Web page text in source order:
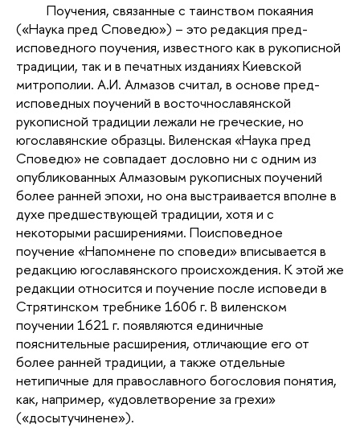
Поучения, связанные с таинством покаяния
(«Наука пред Споведю») – это редакция пред-
исповедного поучения, известного как в рукописной
традиции, так и в печатных изданиях Киевской
митрополии. А.И. Алмазов считал, в основе пред-
исповедных поучений в восточнославянской
рукописной традиции лежали не греческие, но
югославянские образцы. Виленская «Наука пред
Споведю» не совпадает дословно ни с одним из
опубликованных Алмазовым рукописных поучений
более ранней эпохи, но она выстраивается вполне в
духе предшествующей традиции, хотя и с
некоторыми расширениями. Поисповедное
поучение «Напомнене по споведи» вписывается в
редакцию югославянского происхождения. К этой же
редакции относится и поучение после исповеди в
Стрятинском требнике 1606 г. В виленском
поучении 1621 г. появляются единичные
пояснительные расширения, отличающие его от
более ранней традиции, а также отдельные
нетипичные для православного богословия понятия,
как, например, «удовлетворение за грехи»
(«досытучинене»).